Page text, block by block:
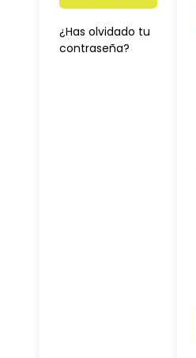
¿Has olvidado tu
contraseña?